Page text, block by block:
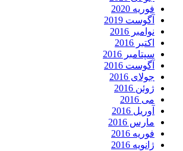
فوریه 2020
آگوست 2019
نوامبر 2016
اکتبر 2016
سپتامبر 2016
آگوست 2016
جولای 2016
ژوئن 2016
می 2016
آوریل 2016
مارس 2016
فوریه 2016
ژانویه 2016